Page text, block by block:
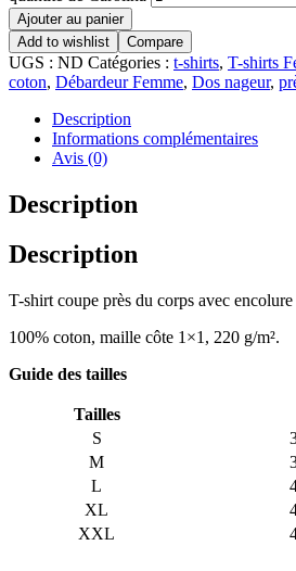
Ajouter au panier
Add to wishlist
Compare
UGS : ND Catégories : t-shirts, T-shirts
coton, Débardeur Femme, Dos nageur,
Description
Informations complémentaires
Avis (0)
Description
Description
T-shirt coupe près du corps avec
100% coton, maille côte 1×1, 220 g/m².
Guide des tailles
Tailles
S
M
L
XL
XXL